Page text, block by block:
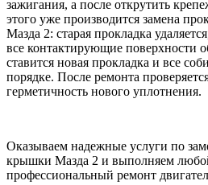
зажигания, а после открутить
этого уже производится замена
Мазда 2: старая прокладка
все контактирующие поверхности
ставится новая прокладка и все
порядке. После ремонта
герметичность нового уплотнения.
Оказываем надежные услуги по
крышки Мазда 2 и выполняем
профессиональный ремонт